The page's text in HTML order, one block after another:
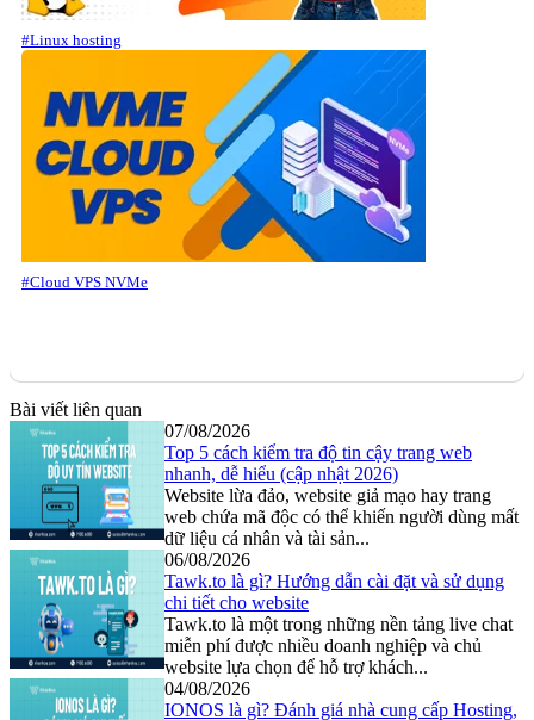
#Linux hosting
#Cloud VPS NVMe
Bài viết liên quan
07/08/2026
Top 5 cách kiểm tra độ tin cậy trang web
nhanh, dễ hiểu (cập nhật 2026)
Website lừa đảo, website giả mạo hay trang
web chứa mã độc có thể khiến người dùng mất
dữ liệu cá nhân và tài sản...
06/08/2026
Tawk.to là gì? Hướng dẫn cài đặt và sử dụng
chi tiết cho website
Tawk.to là một trong những nền tảng live chat
miễn phí được nhiều doanh nghiệp và chủ
website lựa chọn để hỗ trợ khách...
04/08/2026
IONOS là gì? Đánh giá nhà cung cấp Hosting,